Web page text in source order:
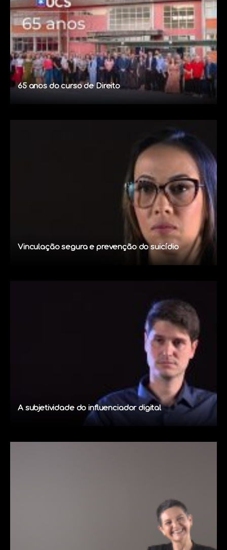
65 anos do curso de Direito
Vinculação segura e prevenção do suicídio
A subjetividade do influenciador digital